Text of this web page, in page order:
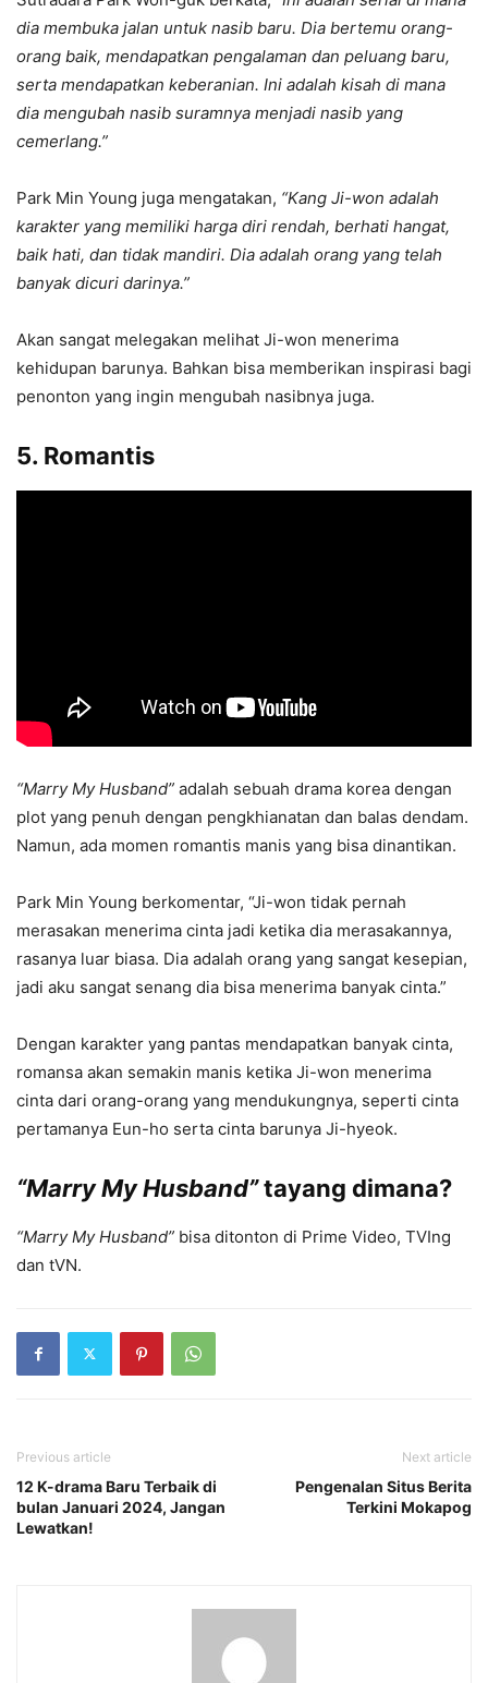
dia membuka jalan untuk nasib baru. Dia bertemu orang-
orang baik, mendapatkan pengalaman dan peluang baru,
serta mendapatkan keberanian. Ini adalah kisah di mana
dia mengubah nasib suramnya menjadi nasib yang
cemerlang.”
Park Min Young juga mengatakan, “Kang Ji-won adalah
karakter yang memiliki harga diri rendah, berhati hangat,
baik hati, dan tidak mandiri. Dia adalah orang yang telah
banyak dicuri darinya.”
Akan sangat melegakan melihat Ji-won menerima
kehidupan barunya. Bahkan bisa memberikan inspirasi bagi
penonton yang ingin mengubah nasibnya juga.
5. Romantis
“Marry My Husband” adalah sebuah drama korea dengan
plot yang penuh dengan pengkhianatan dan balas dendam.
Namun, ada momen romantis manis yang bisa dinantikan.
Park Min Young berkomentar, “Ji-won tidak pernah
merasakan menerima cinta jadi ketika dia merasakannya,
rasanya luar biasa. Dia adalah orang yang sangat kesepian,
jadi aku sangat senang dia bisa menerima banyak cinta.”
Dengan karakter yang pantas mendapatkan banyak cinta,
romansa akan semakin manis ketika Ji-won menerima
cinta dari orang-orang yang mendukungnya, seperti cinta
pertamanya Eun-ho serta cinta barunya Ji-hyeok.
“Marry My Husband”tayang dimana?
“Marry My Husband” bisa ditonton di Prime Video, TVIng
dan tVN.
Previous article
12 K-drama Baru Terbaik di
bulan Januari 2024, Jangan
Lewatkan!
Next article
Pengenalan Situs Berita
Terkini Mokapog